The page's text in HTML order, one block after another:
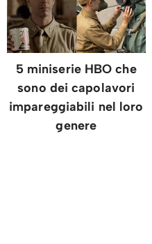
5 miniserie HBO che
sono dei capolavori
impareggiabili nel loro
genere